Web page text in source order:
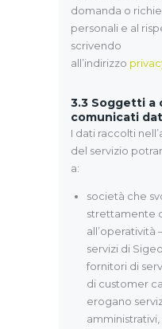
domanda o
personali e al
scrivendo
all’indirizzo
3.3 Soggetti a
comunicati
I dati raccolti
del servizio
a:
società che
strettamente
all’operatività
servizi di
fornitori di
di customer
erogano